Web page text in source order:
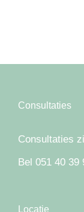
Consultaties
Consultaties
Bel 051 40 39
Locatie